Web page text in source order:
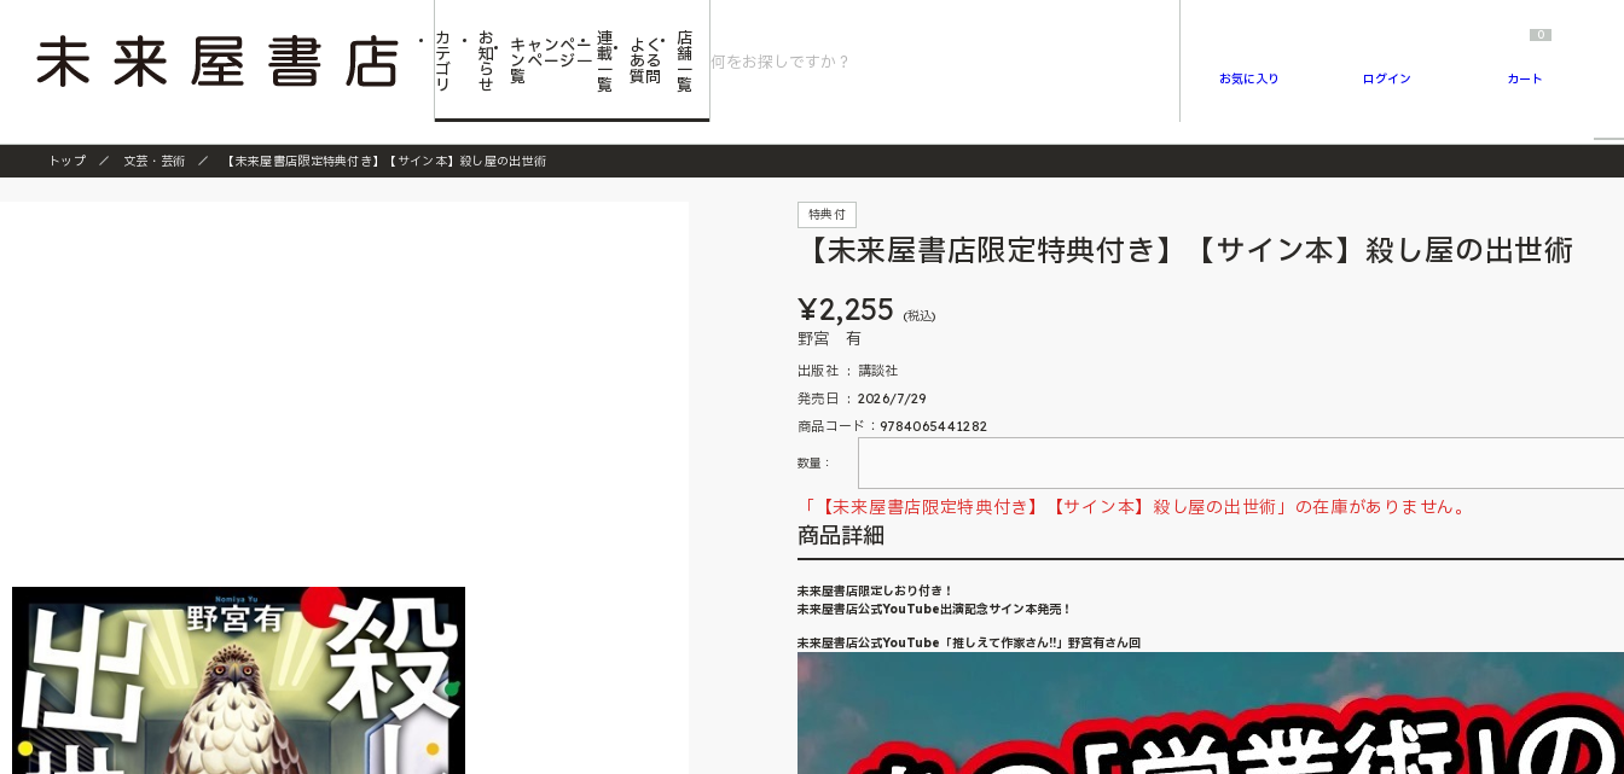
カ
テ
ゴ
リ
お
知
ら
せ
キャンペー
ンページ一
覧
連
載
一
覧
よく
ある
質問
店
舗
一
覧
お気に入り ログイン
0
カート
トップ 文芸・芸術 【未来屋書店限定特典付き】【サイン本】殺し屋の出世術
特典付
【未来屋書店限定特典付き】【サイン本】殺し屋の出世術
¥2,255 (税込)
野宮 有
出版社 ‏ : ‎ 講談社
発売日 ‏ : ‎ 2026/7/29
商品コード：9784065441282
数量：
「【未来屋書店限定特典付き】【サイン本】殺し屋の出世術」の在庫がありません。
商品詳細
未来屋書店限定しおり付き！
未来屋書店公式YouTube出演記念サイン本発売！
未来屋書店公式YouTube「推しえて作家さん!!」野宮有さん回